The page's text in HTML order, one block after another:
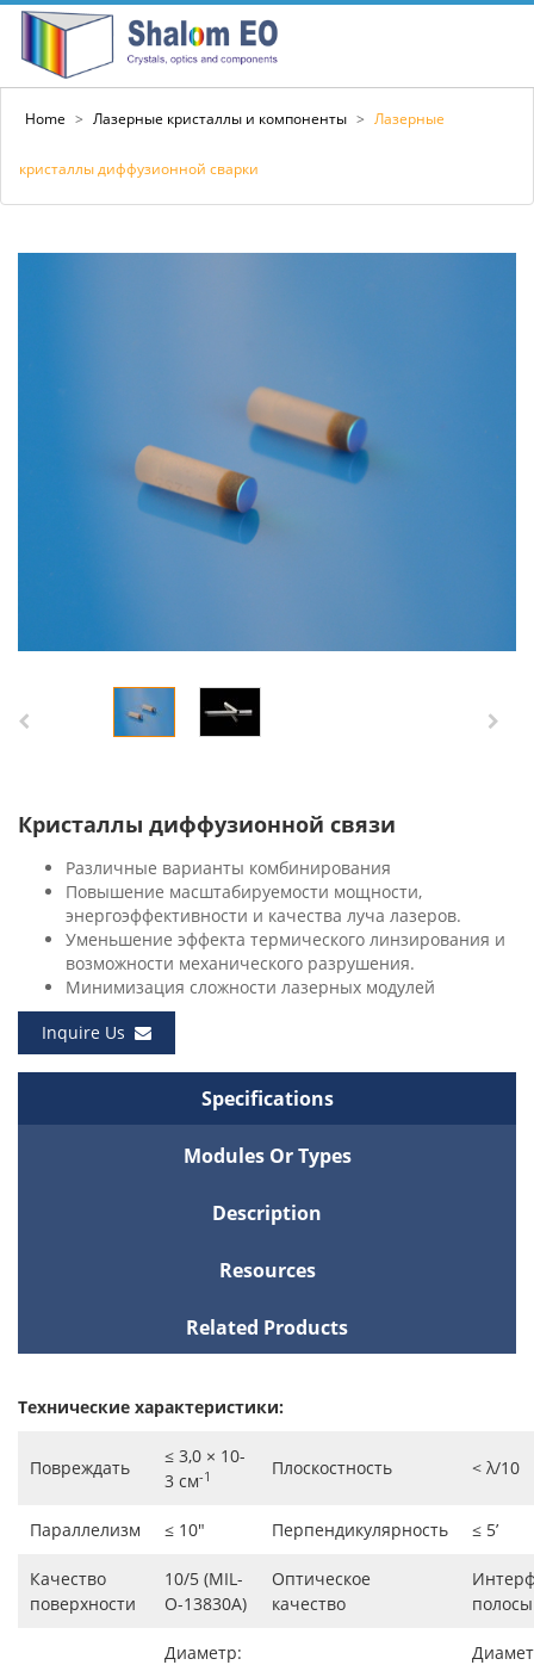
Home > Лазерные кристаллы и компоненты > Лазерные
кристаллы диффузионной сварки
Кристаллы диффузионной связи
Различные варианты комбинирования
Повышение масштабируемости мощности,
энергоэффективности и качества луча лазеров.
Уменьшение эффекта термического линзирования и
возможности механического разрушения.
Минимизация сложности лазерных модулей
Inquire Us
Specifications
Modules Or Types
Description
Resources
Related Products
Технические характеристики:
Повреждать
≤ 3,0 × 10-
3 см-1 Плоскостность < λ/10
Параллелизм ≤ 10" Перпендикулярность ≤ 5’
Качество
поверхности
10/5 (MIL-
O-13830A)
Оптическое
качество
Диаметр: